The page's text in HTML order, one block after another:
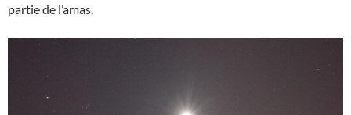
partie de l’amas.